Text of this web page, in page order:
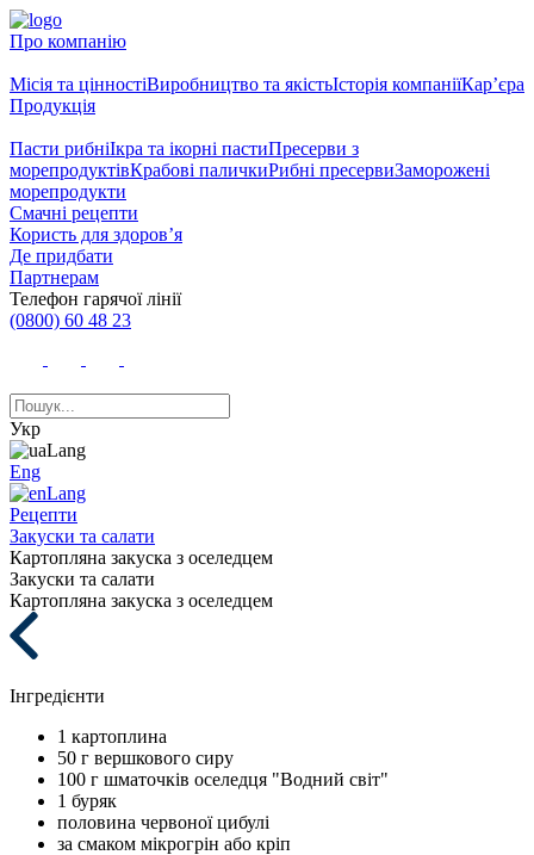
Про компанію
Місія та цінностіВиробництво та якістьІсторія компаніїКар’єра
Продукція
Пасти рибніІкра та ікорні пастиПресерви з
морепродуктівКрабові паличкиРибні пресервиЗаморожені
морепродукти
Смачні рецепти
Користь для здоров’я
Де придбати
Партнерам
Телефон гарячої лінії
(0800) 60 48 23
Укр
Eng
Рецепти
Закуски та салати
Картопляна закуска з оселедцем
Закуски та салати
Картопляна закуска з оселедцем
Інгредієнти
1 картоплина
50 г вершкового сиру
100 г шматочків оселедця "Водний світ"
1 буряк
половина червоної цибулі
за смаком мікрогрін або кріп